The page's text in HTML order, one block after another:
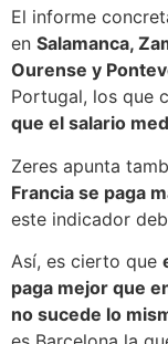
El informe
en Salamanca,
Ourense y
Portugal, los que
que el salario
Zeres apunta
Francia se paga
este indicador
Así, es cierto que
paga mejor que
no sucede lo